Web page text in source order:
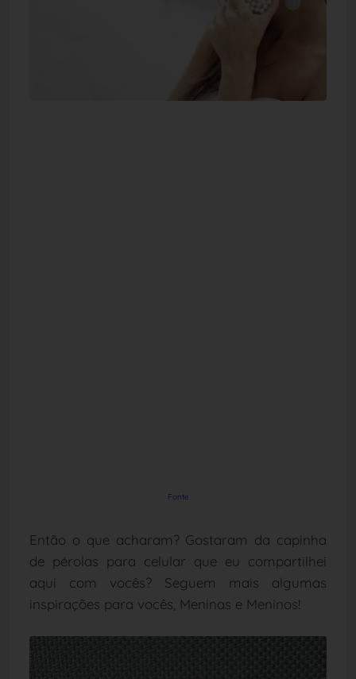
Fonte
Então o que acharam? Gostaram da capinha
de pérolas para celular que eu compartilhei
aqui com vocês? Seguem mais algumas
inspirações para vocês, Meninas e Meninos!